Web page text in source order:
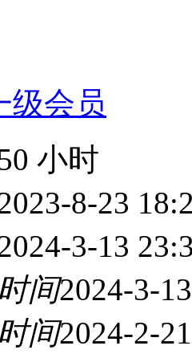
级会员
小时
8-23
3-13
间2024-3-
间2024-2-